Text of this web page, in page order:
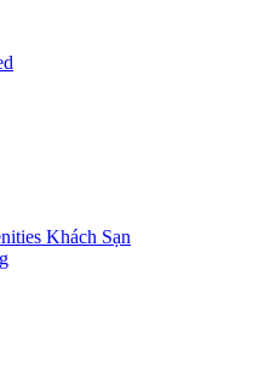
Khách Sạn